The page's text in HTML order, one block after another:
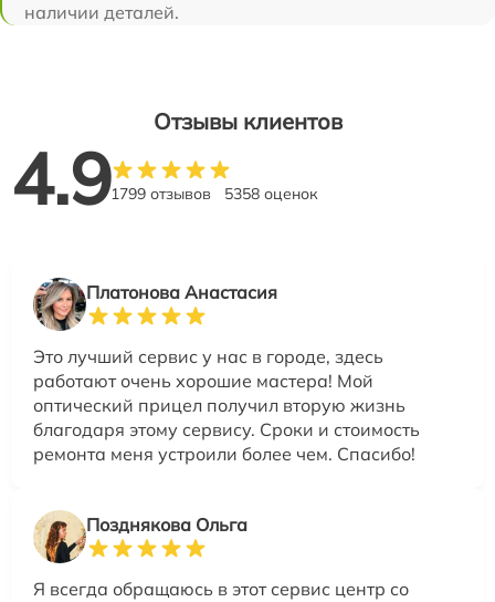
наличии деталей.
Отзывы клиентов
4.91799 отзывов 5358 оценок
Платонова Анастасия
Это лучший сервис у нас в городе, здесь
работают очень хорошие мастера! Мой
оптический прицел получил вторую жизнь
благодаря этому сервису. Сроки и стоимость
ремонта меня устроили более чем. Спасибо!
Позднякова Ольга
Я всегда обращаюсь в этот сервис центр со